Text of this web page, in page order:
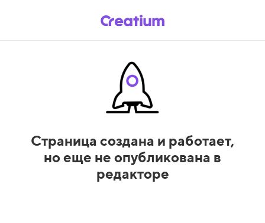
Страница создана и работает,
но еще не опубликована в
редакторе